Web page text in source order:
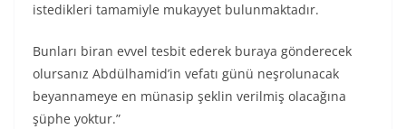
istedikleri tamamiyle mukayyet bulunmaktadır.
Bunları biran evvel tesbit ederek buraya gönderecek
olursanız Abdülhamid’in vefatı günü neşrolunacak
beyannameye en münasip şeklin verilmiş olacağına
şüphe yoktur.”